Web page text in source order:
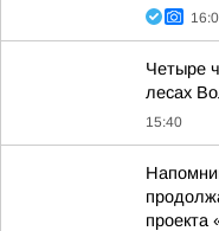
Четыре
лесах
15:40
проекта